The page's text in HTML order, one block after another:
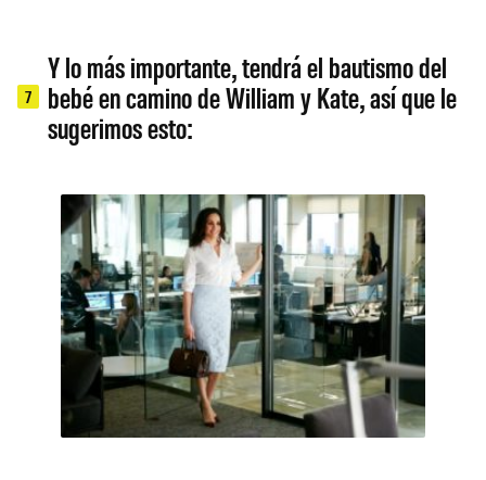
7
Y lo más importante, tendrá el bautismo del
bebé en camino de William y Kate, así que le
sugerimos esto: